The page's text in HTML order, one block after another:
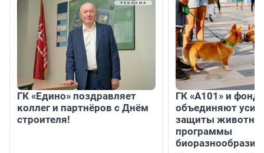
ГК «Едино» поздравляет
коллег и партнёров с Днём
строителя!
ГК «А101» и фонд
объединяют
защиты
программы
биоразнообразия